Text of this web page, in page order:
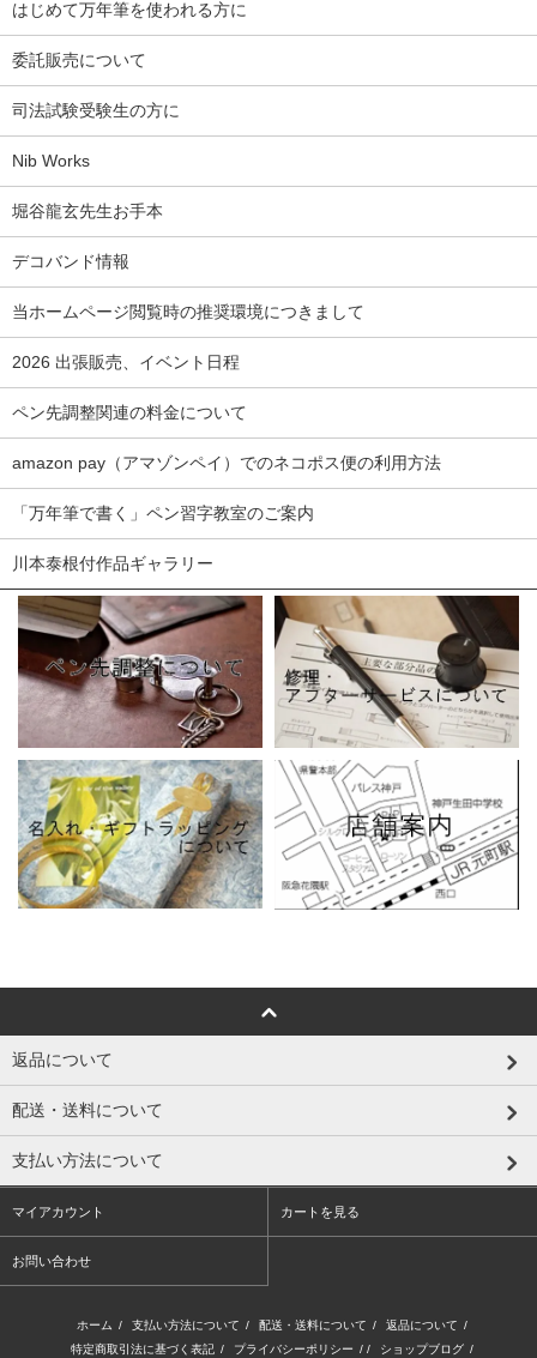
はじめて万年筆を使われる方に
委託販売について
司法試験受験生の方に
Nib Works
堀谷龍玄先生お手本
デコバンド情報
当ホームページ閲覧時の推奨環境につきまして
2026 出張販売、イベント日程
ペン先調整関連の料金について
amazon pay（アマゾンペイ）でのネコポス便の利用方法
「万年筆で書く」ペン習字教室のご案内
川本泰根付作品ギャラリー
返品について
配送・送料について
支払い方法について
マイアカウント カートを見る
お問い合わせ
ホーム / 支払い方法について / 配送・送料について / 返品について /
特定商取引法に基づく表記 / プライバシーポリシー / / ショップブログ /